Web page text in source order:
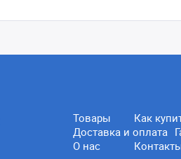
Товары
Как
Доставка и оплата
О нас